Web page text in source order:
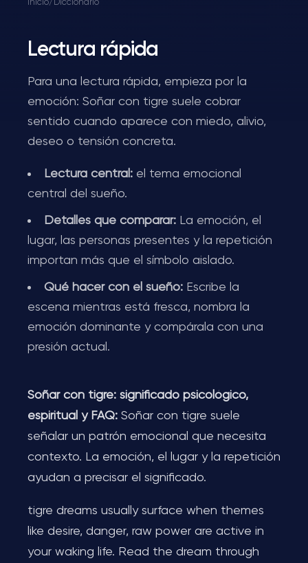
Inicio/ Diccionario
Lectura rápida
Para una lectura rápida, empieza por la
emoción: Soñar con tigre suele cobrar
sentido cuando aparece con miedo, alivio,
deseo o tensión concreta.
Lectura central: el tema emocional
central del sueño.
Detalles que comparar: La emoción, el
lugar, las personas presentes y la repetición
importan más que el símbolo aislado.
Qué hacer con el sueño: Escribe la
escena mientras está fresca, nombra la
emoción dominante y compárala con una
presión actual.
Soñar con tigre: significado psicológico,
espiritual y FAQ: Soñar con tigre suele
señalar un patrón emocional que necesita
contexto. La emoción, el lugar y la repetición
ayudan a precisar el significado.
tigre dreams usually surface when themes
like desire, danger, raw power are active in
your waking life. Read the dream through